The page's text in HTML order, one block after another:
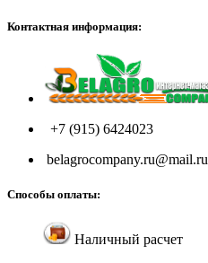
Контактная информация:
+7 (915) 6424023
belagrocompany.ru@mail.ru
Способы оплаты:
Наличный расчет